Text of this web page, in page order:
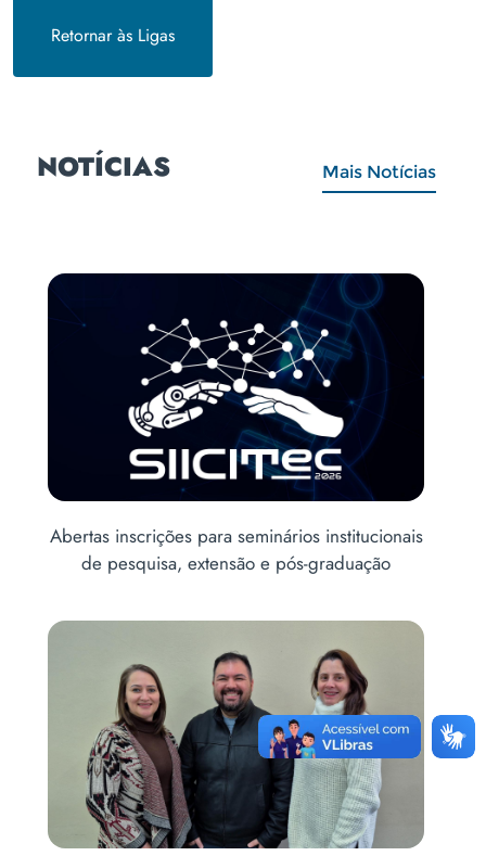
Retornar às Ligas
NOTÍCIAS Mais Notícias
Acadêmicos de Medicina realizam ação
educativa para prevenção às drogas